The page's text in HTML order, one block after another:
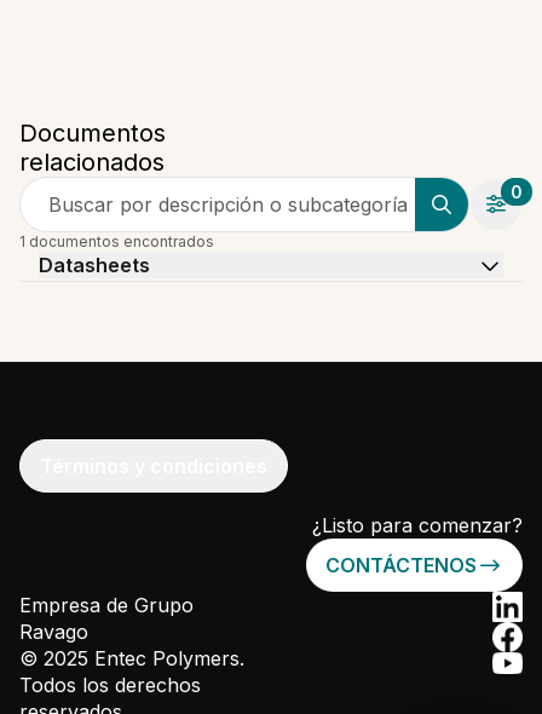
Documentos
relacionados
Buscar por descripción o subcategoría
0
1 documentos encontrados
Datasheets
¿Listo para comenzar?
CONTÁCTENOS
Empresa de Grupo
Ravago
© 2025 Entec Polymers.
Todos los derechos